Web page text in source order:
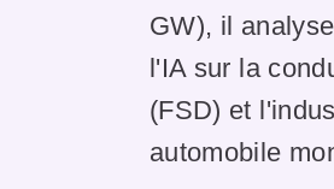
GW), il
l'IA sur la
(FSD) et
automobile